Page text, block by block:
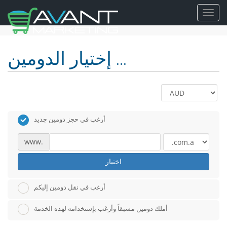
إختيار الدومين ...
أرغب في حجز دومين جديد
www.
اختيار
أرغب في نقل دومين إليكم
أملك دومين مسبقاً وأرغب بإستخدامه لهذه الخدمة